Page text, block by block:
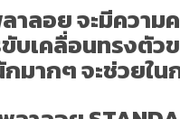
าลอย จะมีควา
บเคลื่อนทรงตั
มากๆ จะช่วยใ